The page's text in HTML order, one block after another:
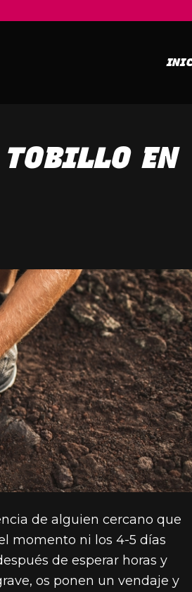
EN
de alguien cercano que
momento ni los 4-5 días
de esperar horas y
os ponen un vendaje y